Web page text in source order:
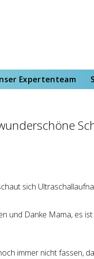
Expertenteam
und Danke Mama, es
immer nicht fassen,